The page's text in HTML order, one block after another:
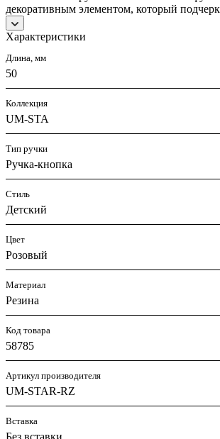
декоративным элементом, который
Характеристики
Длина, мм
50
Коллекция
UM-STA
Тип ручки
Ручка-кнопка
Стиль
Детский
Цвет
Розовый
Материал
Резина
Код товара
58785
Артикул производителя
UM-STAR-RZ
Вставка